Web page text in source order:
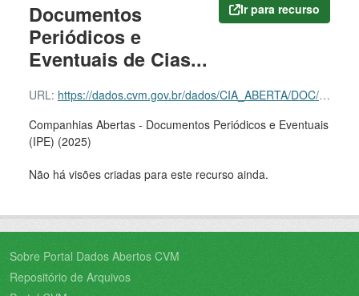
Ir para recurso
Documentos
Periódicos e
Eventuais de Cias...
URL: https://dados.cvm.gov.br/dados/CIA_ABERTA/DOC/IPE/DADOS/ipe_cia_aberta_2025.zip
Companhias Abertas - Documentos Periódicos e Eventuais
(IPE) (2025)
Não há visões criadas para este recurso ainda.
Sobre Portal Dados Abertos CVM
Repositório de Arquivos